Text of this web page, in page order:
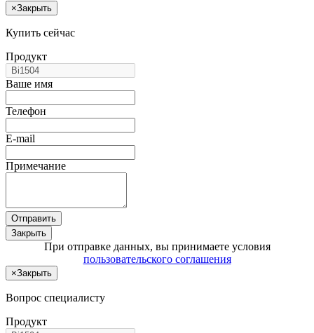
×Закрыть
Купить сейчас
Продукт
Ваше имя
Телефон
E-mail
Примечание
Отправить
Закрыть
При отправке данных, вы принимаете условия
пользовательского соглашения
×Закрыть
Вопрос специалисту
Продукт